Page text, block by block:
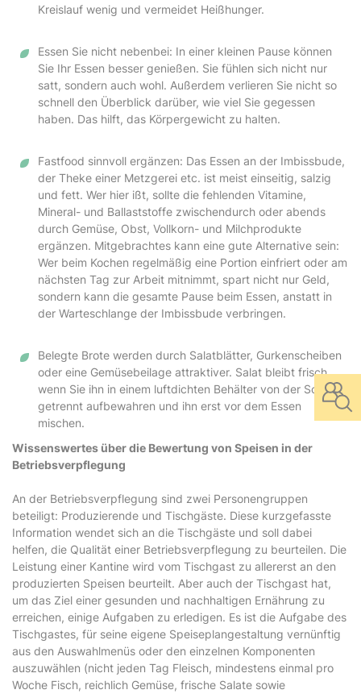
Kreislauf wenig und vermeidet Heißhunger.
Essen Sie nicht nebenbei: In einer kleinen Pause können
Sie Ihr Essen besser genießen. Sie fühlen sich nicht nur
satt, sondern auch wohl. Außerdem verlieren Sie nicht so
schnell den Überblick darüber, wie viel Sie gegessen
haben. Das hilft, das Körpergewicht zu halten.
Fastfood sinnvoll ergänzen: Das Essen an der Imbissbude,
der Theke einer Metzgerei etc. ist meist einseitig, salzig
und fett. Wer hier ißt, sollte die fehlenden Vitamine,
Mineral- und Ballaststoffe zwischendurch oder abends
durch Gemüse, Obst, Vollkorn- und Milchprodukte
ergänzen. Mitgebrachtes kann eine gute Alternative sein:
Wer beim Kochen regelmäßig eine Portion einfriert oder am
nächsten Tag zur Arbeit mitnimmt, spart nicht nur Geld,
sondern kann die gesamte Pause beim Essen, anstatt in
der Warteschlange der Imbissbude verbringen.
Belegte Brote werden durch Salatblätter, Gurkenscheiben
oder eine Gemüsebeilage attraktiver. Salat bleibt frisch,
wenn Sie ihn in einem luftdichten Behälter von der Soße
getrennt aufbewahren und ihn erst vor dem Essen
mischen.
Wissenswertes über die Bewertung von Speisen in der
Betriebsverpflegung
An der Betriebsverpflegung sind zwei Personengruppen
beteiligt: Produzierende und Tischgäste. Diese kurzgefasste
Information wendet sich an die Tischgäste und soll dabei
helfen, die Qualität einer Betriebsverpflegung zu beurteilen. Die
Leistung einer Kantine wird vom Tischgast zu allererst an den
produzierten Speisen beurteilt. Aber auch der Tischgast hat,
um das Ziel einer gesunden und nachhaltigen Ernährung zu
erreichen, einige Aufgaben zu erledigen. Es ist die Aufgabe des
Tischgastes, für seine eigene Speiseplangestaltung vernünftig
aus den Auswahlmenüs oder den einzelnen Komponenten
auszuwählen (nicht jeden Tag Fleisch, mindestens einmal pro
Woche Fisch, reichlich Gemüse, frische Salate sowie